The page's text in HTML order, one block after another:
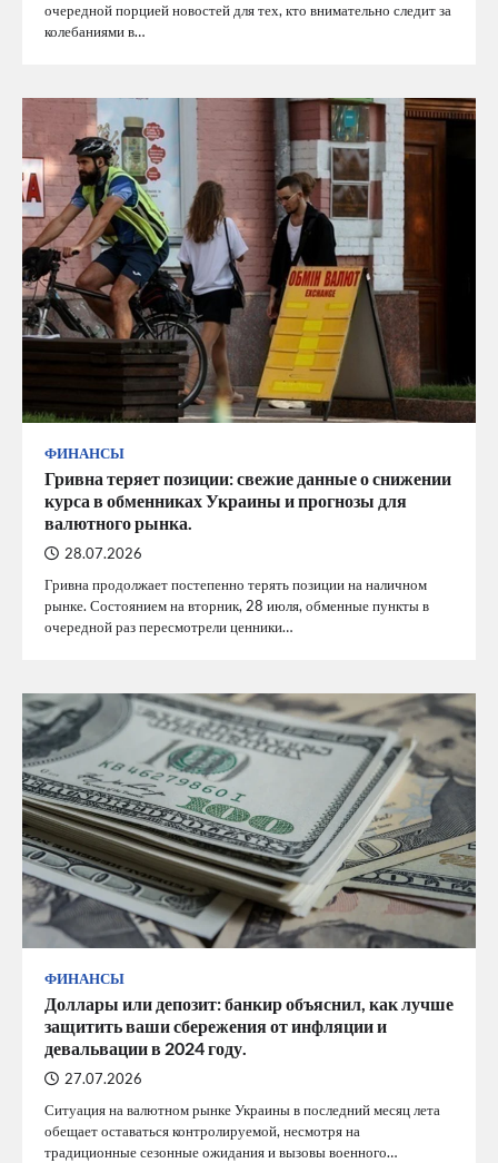
очередной порцией новостей для тех, кто внимательно следит за
колебаниями в…
ФИНАНСЫ
Гривна теряет позиции: свежие данные о снижении
курса в обменниках Украины и прогнозы для
валютного рынка.
28.07.2026
Гривна продолжает постепенно терять позиции на наличном
рынке. Состоянием на вторник, 28 июля, обменные пункты в
очередной раз пересмотрели ценники…
ФИНАНСЫ
Доллары или депозит: банкир объяснил, как лучше
защитить ваши сбережения от инфляции и
девальвации в 2024 году.
27.07.2026
Ситуация на валютном рынке Украины в последний месяц лета
обещает оставаться контролируемой, несмотря на
традиционные сезонные ожидания и вызовы военного…